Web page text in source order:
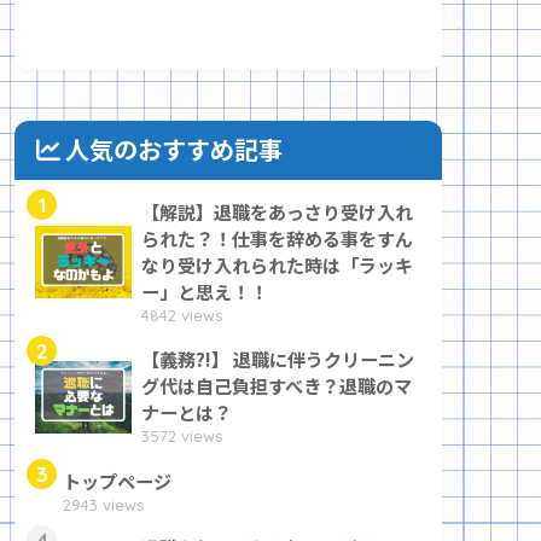
人気のおすすめ記事
1
【解説】退職をあっさり受け入れ
られた？！仕事を辞める事をすん
なり受け入れられた時は「ラッキ
ー」と思え！！
4842 views
2
【義務?!】 退職に伴うクリーニン
グ代は自己負担すべき？退職のマ
ナーとは？
3572 views
3 トップページ
2943 views